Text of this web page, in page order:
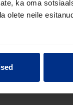
ka oma
olete neile